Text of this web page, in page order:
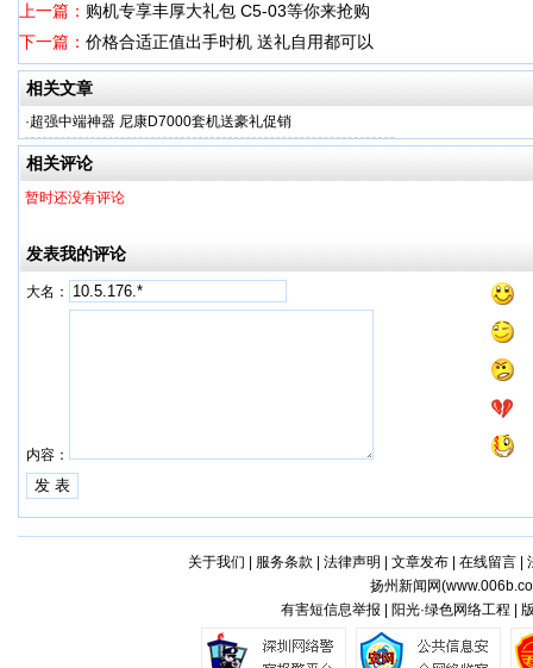
上一篇： 购机专享丰厚大礼包 C5-03等你来抢购
下一篇： 价格合适正值出手时机 送礼自用都可以
相关文章
·超强中端神器 尼康D7000套机送豪礼促销
相关评论
暂时还没有评论
发表我的评论
大名：
内容：
关于我们 服务条款 法律声明 文章发布| 在线留言|
扬州新闻网(
有害短信息举报 | 阳光·绿色网络工程 |